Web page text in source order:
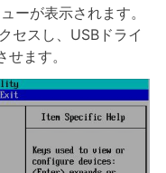
ーが表示されます。
セスし、USBドライ
ます。